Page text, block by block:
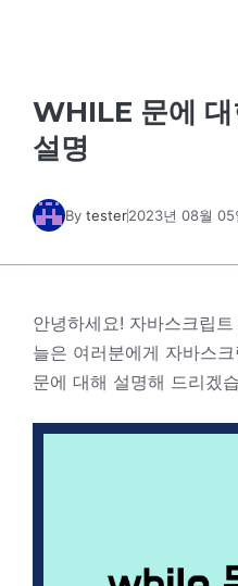
WHILE 문에 대
설명
By tester2023년 08월 05
안녕하세요! 자바스크립
늘은 여러분에게 자바스
문에 대해 설명해 드리겠